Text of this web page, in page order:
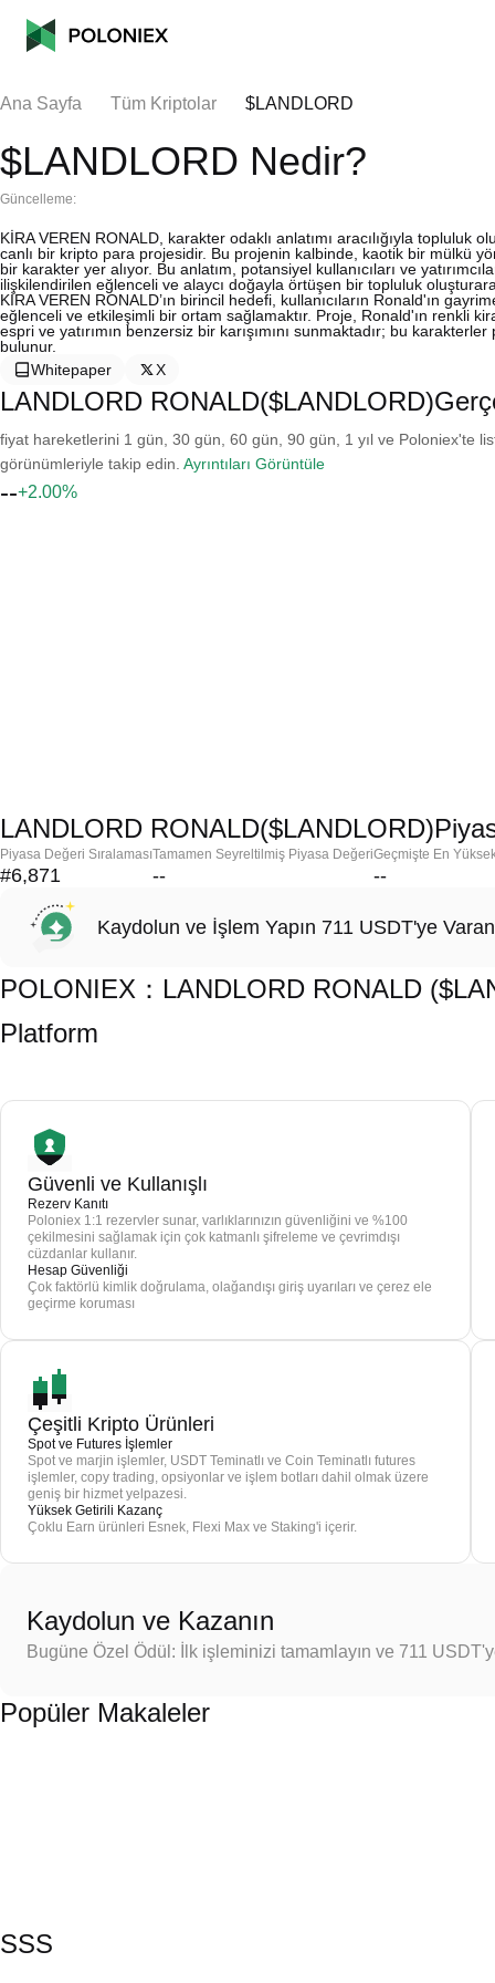
Ana Sayfa Tüm Kriptolar $LANDLORD
$LANDLORD Nedir?
Güncelleme:
KİRA VEREN RONALD, karakter odaklı anlatımı aracılığıyla
canlı bir kripto para projesidir. Bu projenin kalbinde, kaotik bir mülkü
bir karakter yer alıyor. Bu anlatım, potansiyel kullanıcıları ve
ilişkilendirilen eğlenceli ve alaycı doğayla örtüşen bir topluluk
KİRA VEREN RONALD’ın birincil hedefi, kullanıcıların Ronald'ın
eğlenceli ve etkileşimli bir ortam sağlamaktır. Proje, Ronald'ın renkli
espri ve yatırımın benzersiz bir karışımını sunmaktadır; bu
bulunur.
Whitepaper
X
LANDLORD
fiyat hareketlerini 1 gün, 30 gün, 60 gün, 90 gün, 1 yıl ve Poloniex'te
görünümleriyle takip edin. Ayrıntıları Görüntüle
--+2.00%
LANDLORD
Piyasa Değeri Sıralaması
#6,871
Tamamen Seyreltilmiş Piyasa Değeri
--
Geçmişte En
--
Kaydolun ve İşlem Yapın 711 USDT'ye
POLONIEX：LANDLORD RONALD
Platform
Güvenli ve Kullanışlı
Rezerv Kanıtı
Poloniex 1:1 rezervler sunar, varlıklarınızın güvenliğini ve %100
çekilmesini sağlamak için çok katmanlı şifreleme ve çevrimdışı
cüzdanlar kullanır.
Hesap Güvenliği
Çok faktörlü kimlik doğrulama, olağandışı giriş uyarıları ve çerez ele
geçirme koruması
Çeşitli Kripto Ürünleri
Spot ve Futures İşlemler
Spot ve marjin işlemler, USDT Teminatlı ve Coin Teminatlı futures
işlemler, copy trading, opsiyonlar ve işlem botları dahil olmak üzere
geniş bir hizmet yelpazesi.
Yüksek Getirili Kazanç
Çoklu Earn ürünleri Esnek, Flexi Max ve Staking'i içerir.
Kaydolun ve Kazanın
Bugüne Özel Ödül: İlk işleminizi tamamlayın ve 711
Popüler Makaleler
SSS